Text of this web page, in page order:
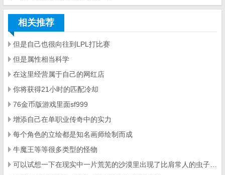
相关推荐
但是自己也很向往到LPL打比赛
但是属性相当科学
在这里经营属于自己的网红店
你将获得21小时的匹配冷却
76金币版游戏里面sf999
增添自己在单职业传奇中的实力
每个角色的立绘都是知名画师绘制而成
牛魔王等等很多类型的怪物